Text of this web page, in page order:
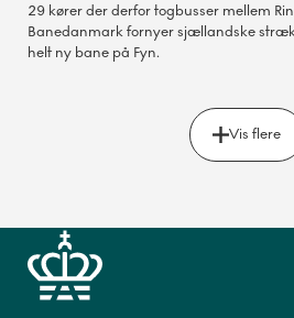
29 kører der derfor togbusser mellem
Banedanmark fornyer sjællandske
helt ny bane på Fyn.
Vis flere